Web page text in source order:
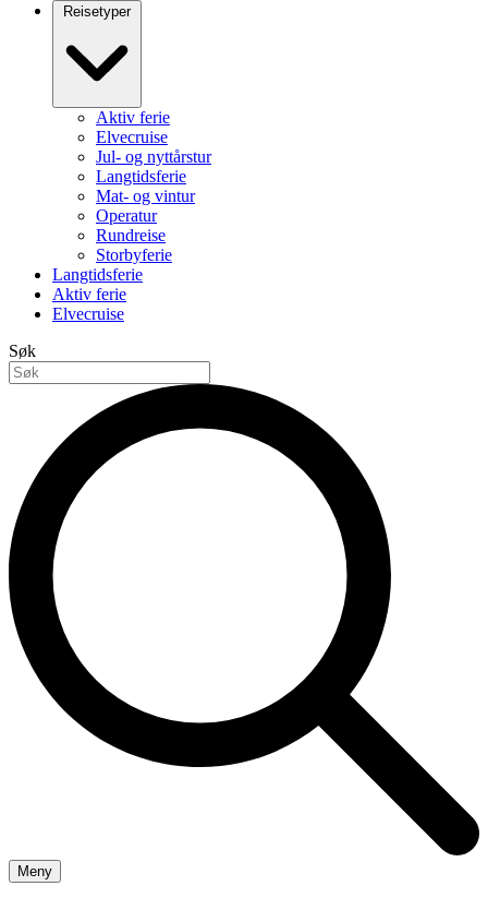
Reisetyper
Aktiv ferie
Elvecruise
Jul- og nyttårstur
Langtidsferie
Mat- og vintur
Operatur
Rundreise
Storbyferie
Langtidsferie
Aktiv ferie
Elvecruise
Søk
Meny